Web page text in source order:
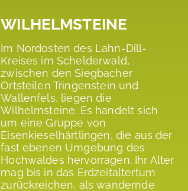
WILHELMSTEINE
Im Nordosten des Lahn-Dill-
Kreises im Schelderwald,
zwischen den Siegbacher
Ortsteilen Tringenstein und
Wallenfels, liegen die
Wilhelmsteine. Es handelt sich
um eine Gruppe von
Eisenkieselhärtlingen, die aus der
fast ebenen Umgebung des
Hochwaldes hervorragen. Ihr Alter
mag bis in das Erdzeitaltertum
zurückreichen, als wandernde